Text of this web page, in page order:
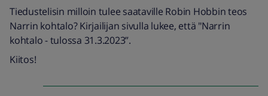
Tiedustelisin milloin tulee saataville Robin Hobbin teos
Narrin kohtalo? Kirjailijan sivulla lukee, että "Narrin
kohtalo - tulossa 31.3.2023”.
Kiitos!